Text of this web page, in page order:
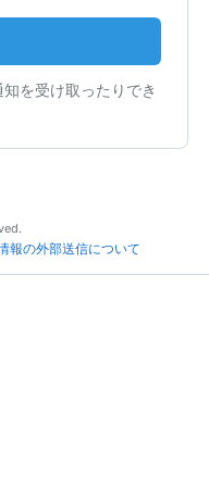
を受け取ったりでき
報の外部送信について